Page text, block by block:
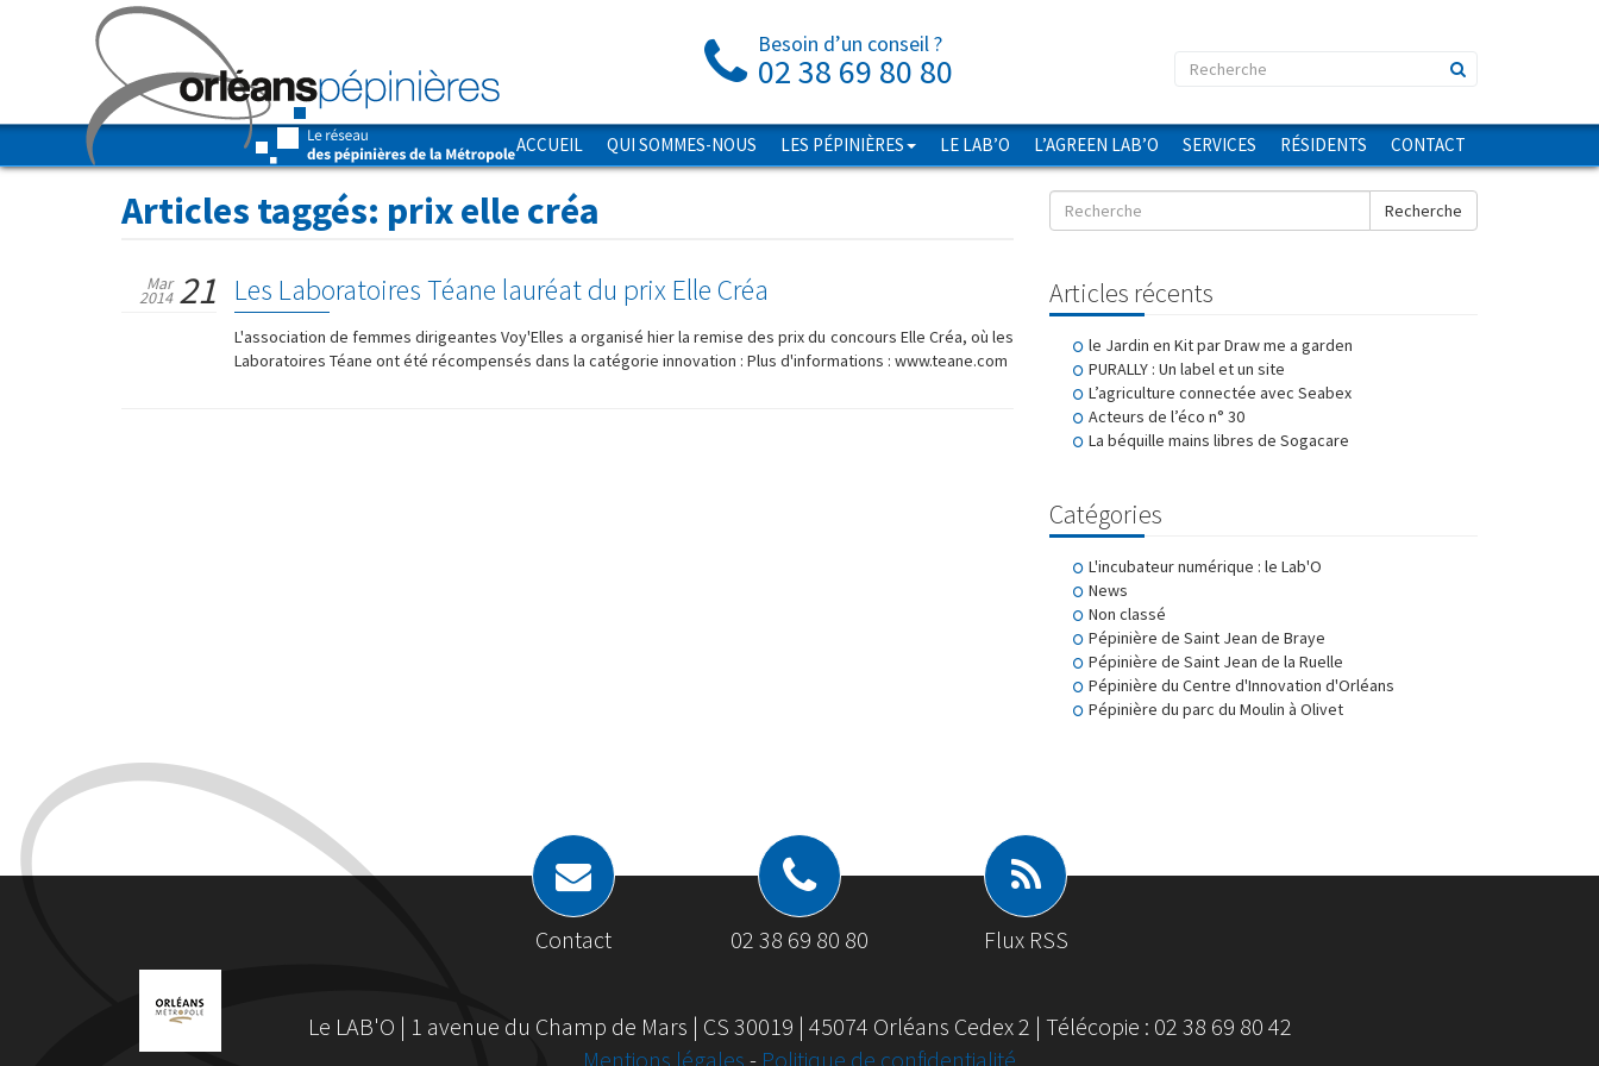
Besoin d’un conseil ?
02 38 69 80 80
ACCUEIL QUI SOMMES-NOUS LES PÉPINIÈRES LE LAB’O L’AGREEN LAB’O SERVICES RÉSIDENTS CONTACT
Articles taggés: prix elle créa
Les Laboratoires Téane lauréat du prix Elle Créa
Mar
2014 21
L'association de femmes dirigeantes Voy'Elles a organisé hier la remise des prix du concours Elle Créa, où les
Laboratoires Téane ont été récompensés dans la catégorie innovation : Plus d'informations : www.teane.com
Recherche
Articles récents
le Jardin en Kit par Draw me a garden
PURALLY : Un label et un site
L’agriculture connectée avec Seabex
Acteurs de l’éco n° 30
La béquille mains libres de Sogacare
Catégories
L'incubateur numérique : le Lab'O
News
Non classé
Pépinière de Saint Jean de Braye
Pépinière de Saint Jean de la Ruelle
Pépinière du Centre d'Innovation d'Orléans
Pépinière du parc du Moulin à Olivet
Contact 02 38 69 80 80 Flux RSS
Le LAB'O | 1 avenue du Champ de Mars | CS 30019 | 45074 Orléans Cedex 2 | Télécopie : 02 38 69 80 42
Mentions légales - Politique de confidentialité